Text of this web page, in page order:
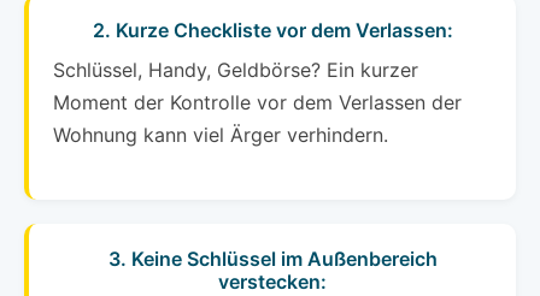
2. Kurze Checkliste vor dem Verlassen:
Schlüssel, Handy, Geldbörse? Ein kurzer
Moment der Kontrolle vor dem Verlassen der
Wohnung kann viel Ärger verhindern.
3. Keine Schlüssel im Außenbereich
verstecken: